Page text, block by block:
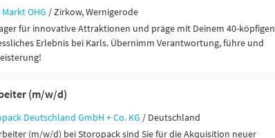
OHG / Zirkow, Wernigerode
für innovative Attraktionen und präge mit Deinem 40-köpfigen
Erlebnis bei Karls. Übernimm Verantwortung, führe und
(m/w/d)
Deutschland GmbH + Co. KG / Deutschland
(m/w/d) bei Storopack sind Sie für die Akquisition neuer